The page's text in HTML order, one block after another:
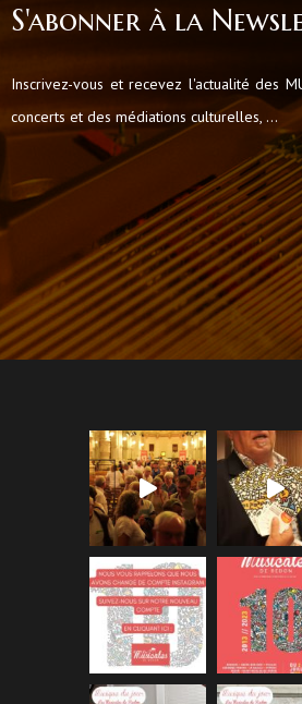
S'abonner à la
Inscrivez-vous et recevez l'actualité des
concerts et des médiations culturelles, ...